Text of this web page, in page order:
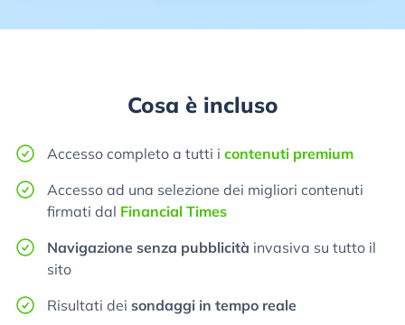
Cosa è incluso
Accesso completo a tutti i contenuti premium
Accesso ad una selezione dei migliori contenuti
firmati dal Financial Times
Navigazione senza pubblicità invasiva su tutto il
sito
Risultati dei sondaggi in tempo reale